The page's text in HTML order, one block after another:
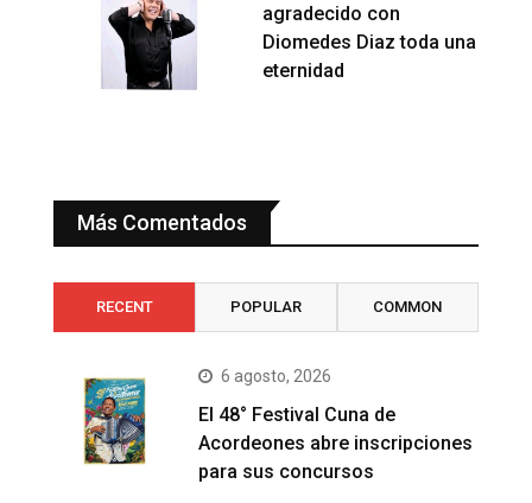
agradecido con
Diomedes Diaz toda una
eternidad
Más Comentados
RECENT POPULAR COMMON
6 agosto, 2026
El 48° Festival Cuna de
Acordeones abre inscripciones
para sus concursos